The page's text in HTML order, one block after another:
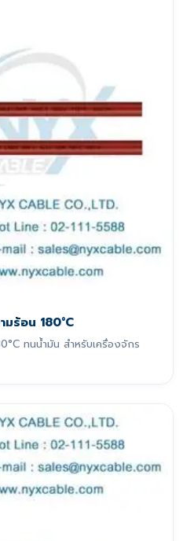
ร้อน 180°C
ทนน้ำมัน สำหรับเครื่องจักร